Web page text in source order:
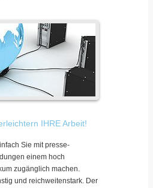
IHRE Arbeit!
Sie mit presse-
einem hoch
zugänglich machen.
und reichweitenstark. Der